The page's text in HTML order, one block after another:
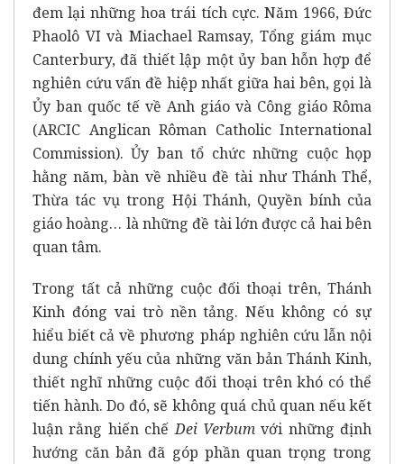
đem lại những hoa trái tích cực. Năm 1966, Đức
Phaolô VI và Miachael Ramsay, Tổng giám mục
Canterbury, đã thiết lập một ủy ban hỗn hợp để
nghiên cứu vấn đề hiệp nhất giữa hai bên, gọi là
Ủy ban quốc tế về Anh giáo và Công giáo Rôma
(ARCIC Anglican Rôman Catholic International
Commission). Ủy ban tổ chức những cuộc họp
hằng năm, bàn về nhiều đề tài như Thánh Thể,
Thừa tác vụ trong Hội Thánh, Quyền bính của
giáo hoàng… là những đề tài lớn được cả hai bên
quan tâm.
Trong tất cả những cuộc đối thoại trên, Thánh
Kinh đóng vai trò nền tảng. Nếu không có sự
hiểu biết cả về phương pháp nghiên cứu lẫn nội
dung chính yếu của những văn bản Thánh Kinh,
thiết nghĩ những cuộc đối thoại trên khó có thể
tiến hành. Do đó, sẽ không quá chủ quan nếu kết
luận rằng hiến chếDei Verbumvới những định
hướng căn bản đã góp phần quan trọng trong